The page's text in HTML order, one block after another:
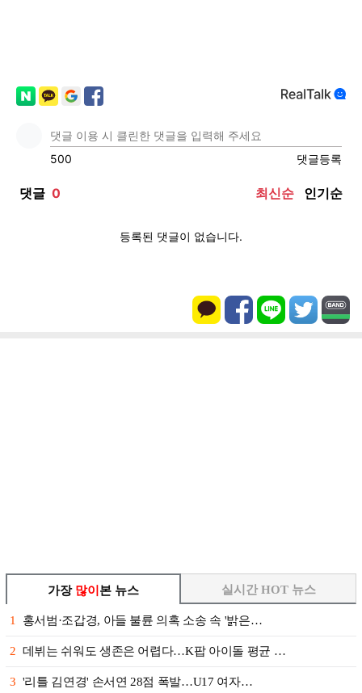
가장 많이 본 뉴스
1 홍서범·조갑경, 아들 불륜 의혹 소송 속 '밝은…
2 데뷔는 쉬워도 생존은 어렵다…K팝 아이돌 평균 …
3 '리틀 김연경' 손서연 28점 폭발…U17 여자…
실시간 HOT 뉴스